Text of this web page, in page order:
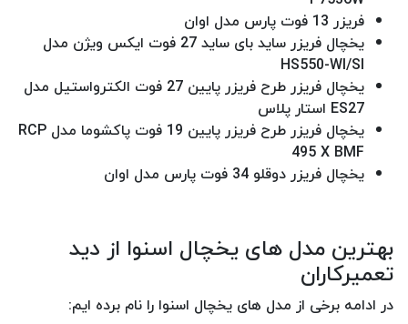
فریزر 13 فوت پارس مدل اوان
یخچال فریزر ساید بای ساید 27 فوت ایکس ویژن مدل
HS550-WI/SI
یخچال فریزر طرح فریزر پایین 27 فوت الکترواستیل مدل
ES27 استار پلاس
یخچال فریزر طرح فریزر پایین 19 فوت پاکشوما مدل RCP
495 X BMF
یخچال فریزر دوقلو 34 فوت پارس مدل اوان
بهترین مدل های یخچال اسنوا از دید
تعمیرکاران
در ادامه برخی از مدل های یخچال اسنوا را نام برده ایم: